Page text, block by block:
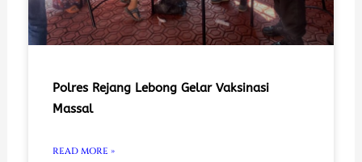
Polres Rejang Lebong Gelar Vaksinasi
Massal
READ MORE »